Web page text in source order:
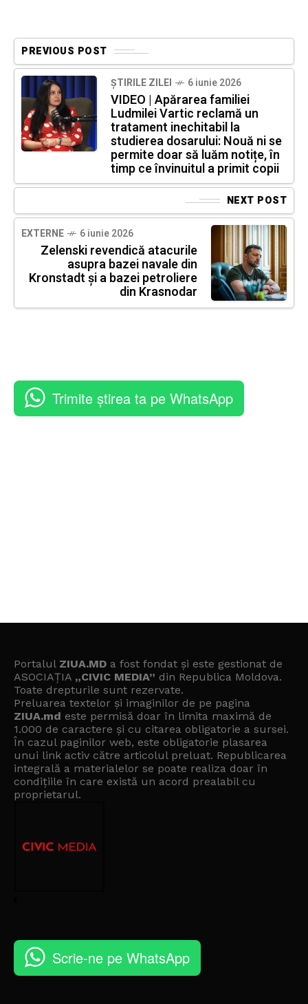
PREVIOUS POST
ȘTIRILE ZILEI 6 iunie 2026
VIDEO | Apărarea familiei
Ludmilei Vartic reclamă un
tratament inechitabil la
studierea dosarului: Nouă ni se
permite doar să luăm notițe, în
timp ce învinuitul a primit copii
NEXT POST
EXTERNE 6 iunie 2026
Zelenski revendică atacurile
asupra bazei navale din
Kronstadt și a bazei petroliere
din Krasnodar
Trimite știrea ta pe WhatsApp
Portalul ZIUA.MD a fost fondat și este gestionat de
ASOCIAȚIA „CIVIC MEDIA” din Republica Moldova.
Toate drepturile sunt rezervate.
Preluarea textelor și imaginilor de pe pagina
ZIUA.md este permisă doar în limita maximă de
1.000 de caractere și cu citarea obligatorie a sursei.
În cazul paginilor web, este obligatorie plasarea
unui link activ către articolul preluat. Republicarea
integrală a materialelor se poate realiza doar în
condițiile în care există un acord prealabil cu
proprietarul.
Scrie-ne pe WhatsApp